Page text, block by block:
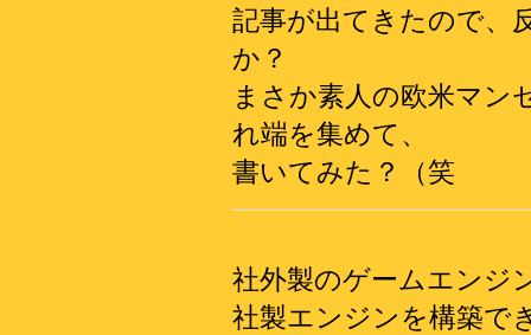
記事が出てきたので、
か？
まさか素人の欧米マン
れ端を集めて、
書いてみた？（笑
社外製のゲームエンジ
社製エンジンを構築で